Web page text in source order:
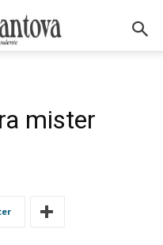
mister